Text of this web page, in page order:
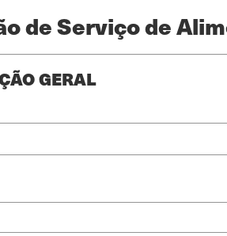
de Serviço de
GERAL